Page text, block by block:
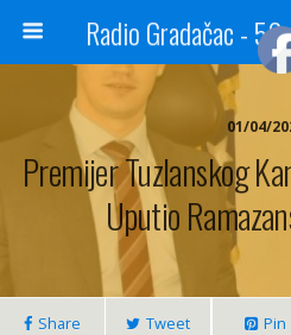
01/04/
Premijer Tuzlanskog
Uputio
Share Tweet Pin